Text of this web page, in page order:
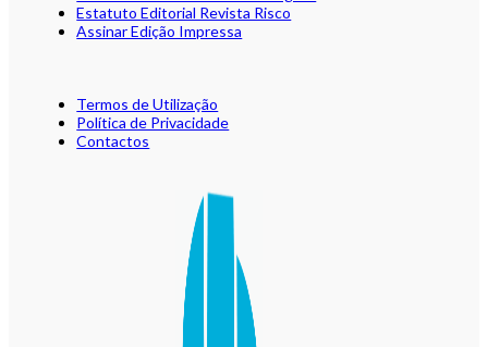
Estatuto Editorial Revista Risco
Assinar Edição Impressa
Termos de Utilização
Política de Privacidade
Contactos